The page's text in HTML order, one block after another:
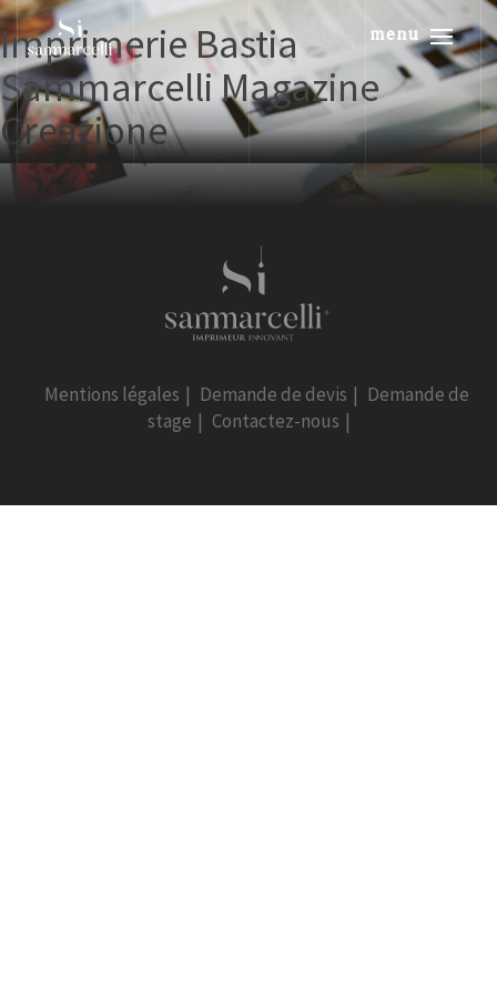
menu
Imprimerie Bastia
Sammarcelli Magazine
Creazione
Mentions légales | Demande de devis | Demande de
stage | Contactez-nous |